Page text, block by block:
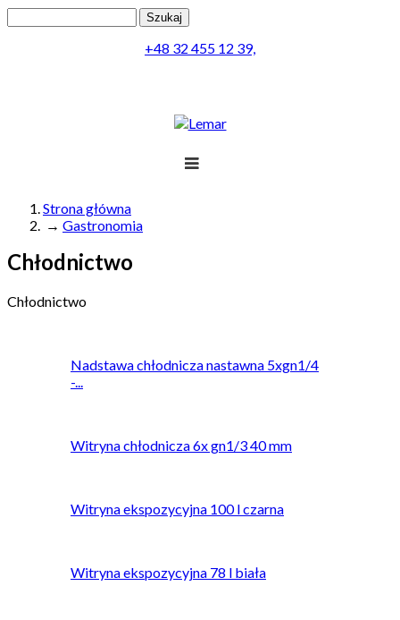
Formularz wyszukiwania
+48 32 455 12 39,
Projekt
Produkty
Realizacja
Menu
Jesteś tutaj
Strona główna
→ Gastronomia
Chłodnictwo
Chłodnictwo
Nadstawa chłodnicza nastawna 5xgn1/4
-...
Witryna chłodnicza 6x gn1/3 40 mm
Witryna ekspozycyjna 100 l czarna
Witryna ekspozycyjna 78 l biała